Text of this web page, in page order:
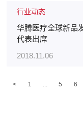
行业动态
华腾医疗全球新品
代表出席
2018.11.06
< 1 5 6